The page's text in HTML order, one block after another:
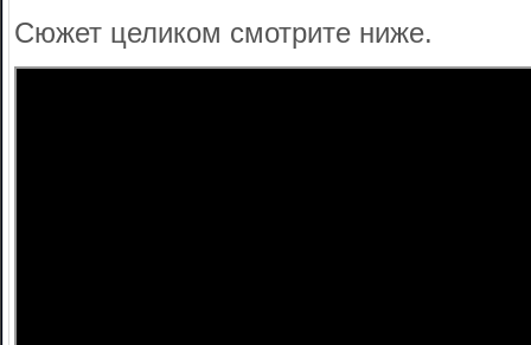
Сюжет целиком смотрите ниже.